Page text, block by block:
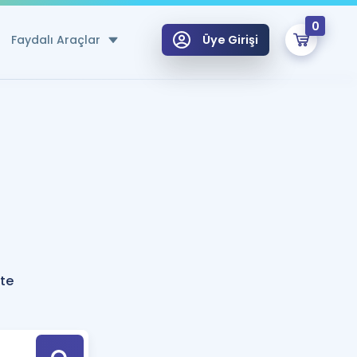
Faydalı Araçlar
Hesaplama Aracı
için Öneriler
Tek Takvimde
Üye Girişi
0